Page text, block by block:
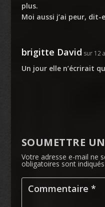
plus.
Moi aussi j’ai peur, dit-
brigitte David sur 12
Un jour elle n’écrirait
SOUMETTRE
Votre adresse e-mail ne
obligatoires sont